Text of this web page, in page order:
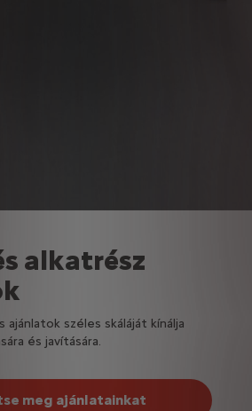
alkatrész
ajánlatok széles skáláját kínálja
és javítására.
meg ajánlatainkat